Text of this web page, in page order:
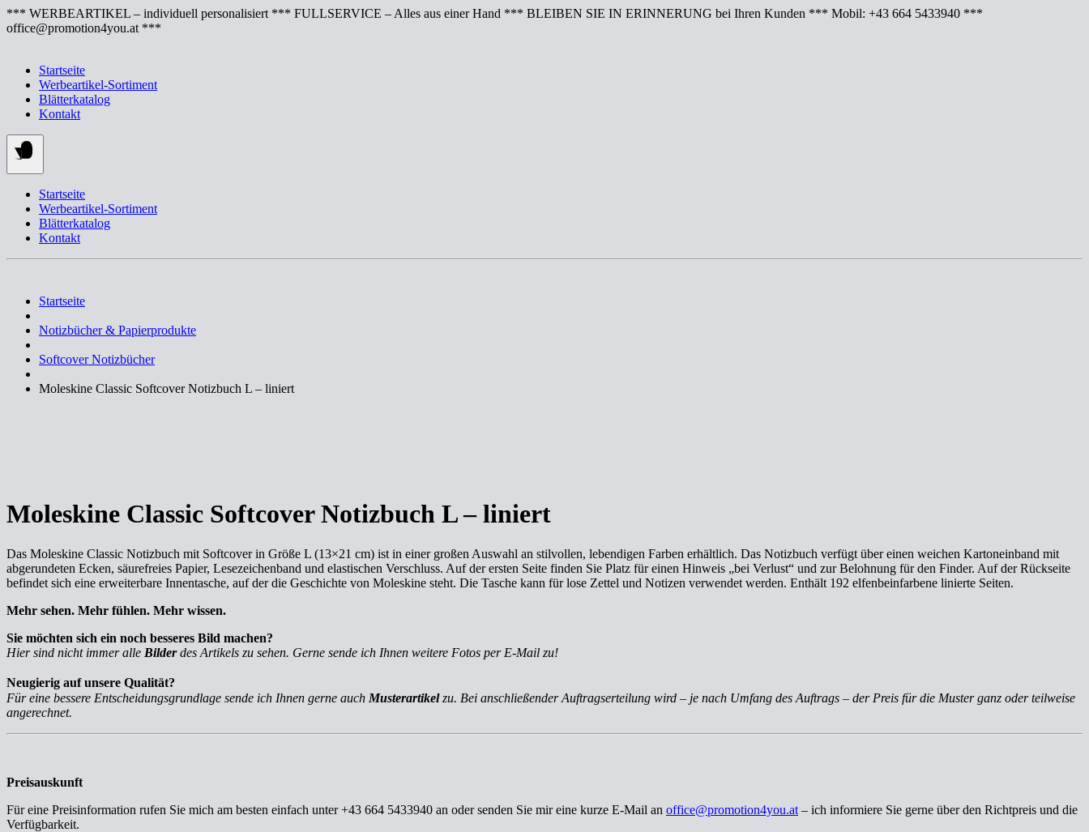
Springe
zum
*** WERBEARTIKEL – individuell personalisiert *** FULLSERVICE – Alles aus einer Hand *** BLEIBEN SIE IN ERINNERUNG bei Ihren Kunden *** Mobil: +43 664 5433940 ***
office@promotion4you.at ***
Startseite
Werbeartikel-Sortiment
Blätterkatalog
Kontakt
Startseite
Werbeartikel-Sortiment
Blätterkatalog
Kontakt
Startseite
Notizbücher & Papierprodukte
Softcover Notizbücher
Moleskine Classic Softcover Notizbuch L – liniert
Moleskine Classic Softcover Notizbuch L – liniert
Das Moleskine Classic Notizbuch mit Softcover in Größe L (13×21 cm) ist in einer großen Auswahl an stilvollen, lebendigen Farben erhältlich. Das Notizbuch verfügt über einen weichen Kartoneinband mit
abgerundeten Ecken, säurefreies Papier, Lesezeichenband und elastischen Verschluss. Auf der ersten Seite finden Sie Platz für einen Hinweis „bei Verlust“ und zur Belohnung für den Finder. Auf der Rückseite
befindet sich eine erweiterbare Innentasche, auf der die Geschichte von Moleskine steht. Die Tasche kann für lose Zettel und Notizen verwendet werden. Enthält 192 elfenbeinfarbene linierte Seiten.
Mehr sehen. Mehr fühlen. Mehr wissen.
Sie möchten sich ein noch besseres Bild machen?
Hier sind nicht immer alle Bilderdes Artikels zu sehen. Gerne sende ich Ihnen weitere Fotos per E-Mail zu!
Neugierig auf unsere Qualität?
Für eine bessere Entscheidungsgrundlage sende ich Ihnen gerne auch Musterartikelzu. Bei anschließender Auftragserteilung wird – je nach Umfang des Auftrags – der Preis für die Muster ganz oder teilweise
angerechnet.
Preisauskunft
Für eine Preisinformation rufen Sie mich am besten einfach unter +43 664 5433940 an oder senden Sie mir eine kurze E-Mail an office@promotion4you.at – ich informiere Sie gerne über den Richtpreis und die
Verfügbarkeit.